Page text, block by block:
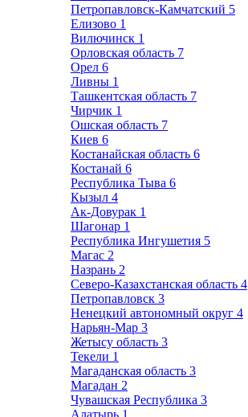
Петропавловск-Камчатский 5
Елизово 1
Вилючинск 1
Орловская область 7
Орел 6
Ливны 1
Ташкентская область 7
Чирчик 1
Ошская область 7
Киев 6
Костанайская область 6
Костанай 6
Республика Тыва 6
Кызыл 4
Ак-Довурак 1
Шагонар 1
Республика Ингушетия 5
Магас 2
Назрань 2
Северо-Казахстанская область 4
Петропавловск 3
Ненецкий автономный округ 4
Нарьян-Мар 3
Жетысу область 3
Текели 1
Магаданская область 3
Магадан 2
Чувашская Республика 3
Алатырь 1